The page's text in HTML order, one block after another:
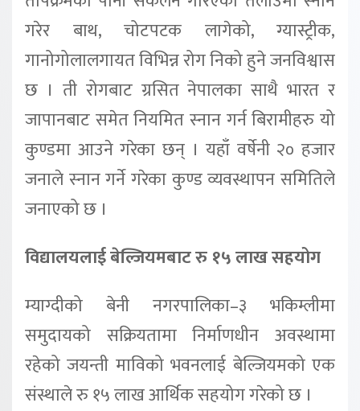
गरेर बाथ, चोटपटक लागेको, ग्यास्ट्रीक,
गानोगोलालगायत विभिन्न रोग निको हुने जनविश्वास
छ । ती रोगबाट ग्रसित नेपालका साथै भारत र
जापानबाट समेत नियमित स्नान गर्न बिरामीहरु यो
कुण्डमा आउने गरेका छन् । यहाँ वर्षेनी २० हजार
जनाले स्नान गर्ने गरेका कुण्ड व्यवस्थापन समितिले
जनाएको छ ।
विद्यालयलाई बेल्जियमबाट रु १५ लाख सहयोग
म्याग्दीको बेनी नगरपालिका–३ भकिम्लीमा
समुदायको सक्रियतामा निर्माणधीन अवस्थामा
रहेको जयन्ती माविको भवनलाई बेल्जियमको एक
संस्थाले रु १५ लाख आर्थिक सहयोग गरेको छ ।